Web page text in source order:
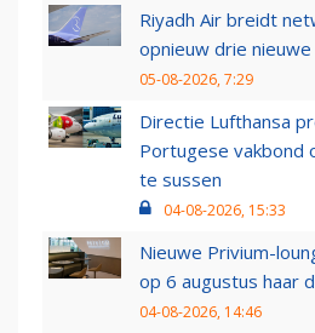
Riyadh Air breidt
opnieuw drie
05-08-2026, 7:29
Directie Lufthansa
Portugese vakbond
te sussen
04-08-2026, 15:33
Nieuwe Privium-
op 6 augustus haar
04-08-2026, 14:46